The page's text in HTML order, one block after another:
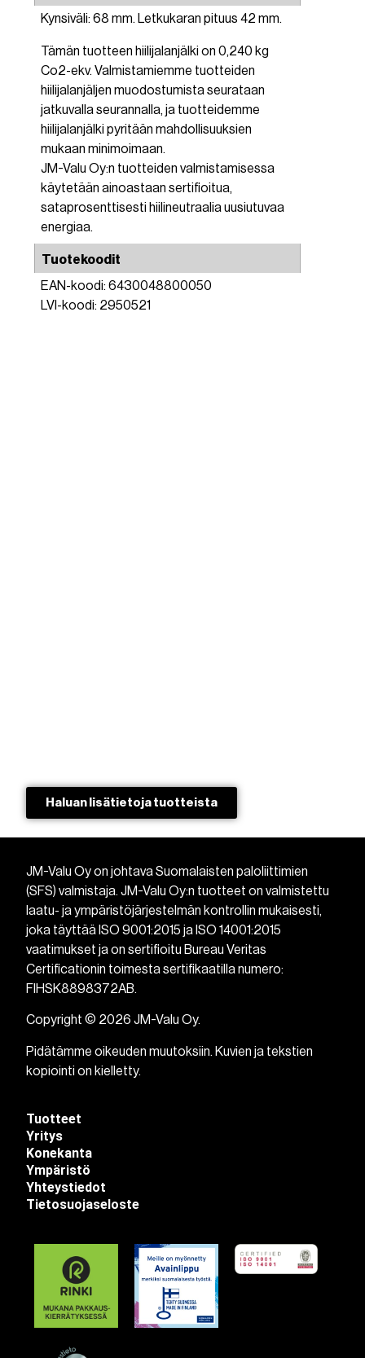
Kynsiväli: 68 mm. Letkukaran pituus 42 mm.
Tämän tuotteen hiilijalanjälki on 0,240 kg
Co2-ekv. Valmistamiemme tuotteiden
hiilijalanjäljen muodostumista seurataan
jatkuvalla seurannalla, ja tuotteidemme
hiilijalanjälki pyritään mahdollisuuksien
mukaan minimoimaan.
JM-Valu Oy:n tuotteiden valmistamisessa
käytetään ainoastaan sertifioitua,
sataprosenttisesti hiilineutraalia uusiutuvaa
energiaa.
Tuotekoodit
EAN-koodi: 6430048800050
LVI-koodi: 2950521
Haluan lisätietoja tuotteista​
JM-Valu Oy on johtava Suomalaisten paloliittimien
(SFS) valmistaja. JM-Valu Oy:n tuotteet on valmistettu
laatu- ja ympäristöjärjestelmän kontrollin mukaisesti,
joka täyttää ISO 9001:2015 ja ISO 14001:2015
vaatimukset ja on sertifioitu Bureau Veritas
Certificationin toimesta sertifikaatilla numero:
FIHSK8898372AB.
Copyright © 2026 JM-Valu Oy.
Pidätämme oikeuden muutoksiin. Kuvien ja tekstien
kopiointi on kielletty.
Tuotteet
Yritys
Konekanta
Ympäristö
Yhteystiedot
Tietosuojaseloste